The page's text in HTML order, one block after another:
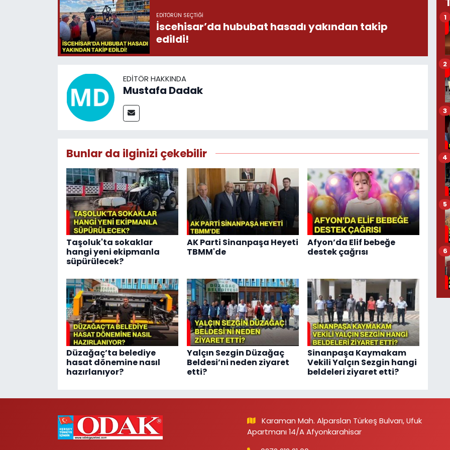
EDITÖRÜN SEÇTIĞI
İscehisar’da hububat hasadı yakından takip
edildi!
EDITÖR HAKKINDA
Mustafa Dadak
Bunlar da ilginizi çekebilir
Taşoluk'ta sokaklar
hangi yeni ekipmanla
süpürülecek?
AK Parti Sinanpaşa Heyeti
TBMM'de
Afyon’da Elif bebeğe
destek çağrısı
Düzağaç’ta belediye
hasat dönemine nasıl
hazırlanıyor?
Yalçın Sezgin Düzağaç
Beldesi’ni neden ziyaret
etti?
Sinanpaşa Kaymakam
Vekili Yalçın Sezgin hangi
beldeleri ziyaret etti?
1
2
3
4
5
6
Karaman Mah. Alparslan Türkeş Bulvarı, Ufuk
Apartmanı 14/A Afyonkarahisar